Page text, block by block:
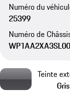
Numéro du
25399
Numéro de
Teinte